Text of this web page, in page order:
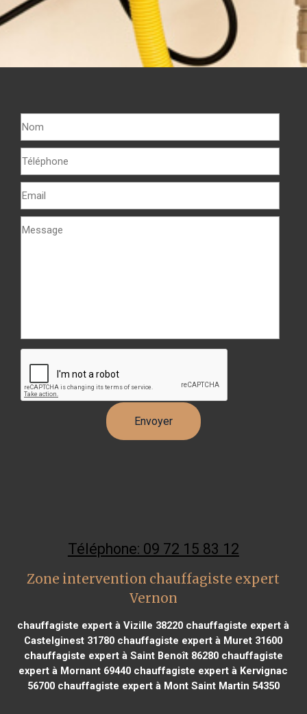
Téléphone: 09 72 15 83 12
Zone intervention chauffagiste expert
Vernon
chauffagiste expert à Vizille 38220 chauffagiste expert à
Castelginest 31780 chauffagiste expert à Muret 31600
chauffagiste expert à Saint Benoît 86280chauffagiste
expert à Mornant 69440 chauffagiste expert à Kervignac
56700chauffagiste expert à Mont Saint Martin 54350